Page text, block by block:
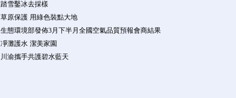
踏雪鑿冰去採樣
草原保護 用綠色裝點大地
生態環境部發佈3月下半月全國空氣品質預報會商結果
凈灘護水 潔美家園
川渝攜手共護碧水藍天